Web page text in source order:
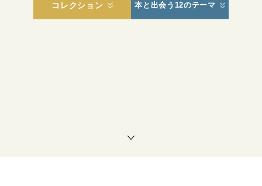
コレクション 本と出会う12のテーマ